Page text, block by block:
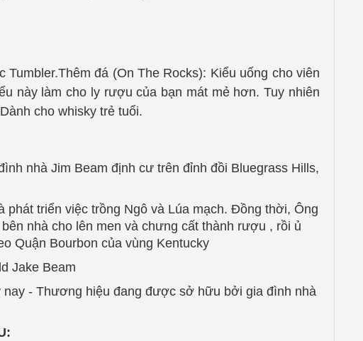
đá (On The Rocks): Kiểu uống cho viên
này làm cho ly rượu của bạn mát mẻ hơn. Tuy nhiên
cho whisky trẻ tuổi.
nhà Jim Beam định cư trên đỉnh đồi Bluegrass Hills,
triển việc trồng Ngô và Lúa mạch. Đồng thời, Ông
nhà cho lên men và chưng cất thành rượu , rồi ủ
Quận Bourbon của vùng Kentucky
Jake Beam
- Thương hiệu đang được sở hữu bởi gia đình nhà